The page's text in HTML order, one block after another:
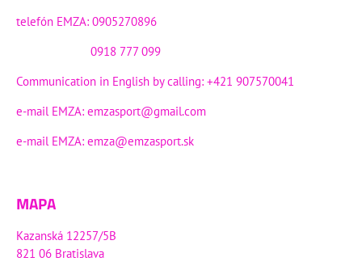
telefón EMZA: 0905270896
0918 777 099
Communication in English by calling: +421 907570041
e-mail EMZA: emzasport@gmail.com
e-mail EMZA: emza@emzasport.sk
MAPA
Kazanská 12257/5B
821 06 Bratislava